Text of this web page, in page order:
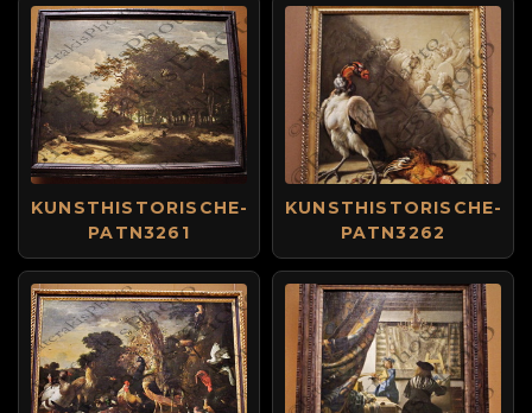
KUNSTHISTORISCHE-
PATN3261
KUNSTHISTORISCHE-
PATN3262